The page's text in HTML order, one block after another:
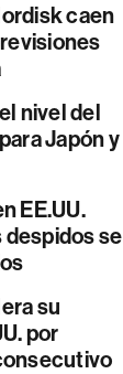
caen
nivel del
Japón y
EE.UU.
despidos se
su
por